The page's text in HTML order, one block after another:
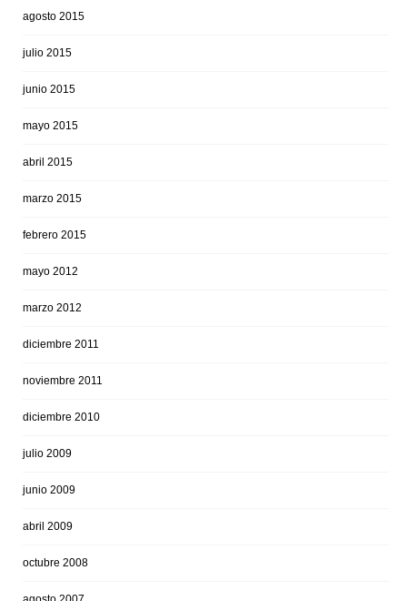
agosto 2015
julio 2015
junio 2015
mayo 2015
abril 2015
marzo 2015
febrero 2015
mayo 2012
marzo 2012
diciembre 2011
noviembre 2011
diciembre 2010
julio 2009
junio 2009
abril 2009
octubre 2008